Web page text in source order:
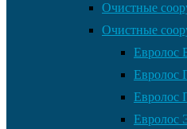
Очистные
Очистные
Евролос
Евролос
Евролос
Евролос